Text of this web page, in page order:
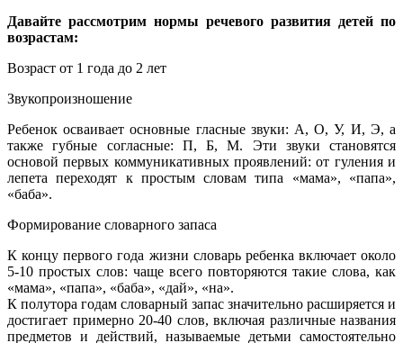
Давайте рассмотрим нормы речевого развития детей по
возрастам:
Возраст от 1 года до 2 лет
Звукопроизношение
Ребенок осваивает основные гласные звуки: А, О, У, И, Э, а
также губные согласные: П, Б, М. Эти звуки становятся
основой первых коммуникативных проявлений: от гуления и
лепета переходят к простым словам типа «мама», «папа»,
«баба».
Формирование словарного запаса
К концу первого года жизни словарь ребенка включает около
5-10 простых слов: чаще всего повторяются такие слова, как
«мама», «папа», «баба», «дай», «на».
К полутора годам словарный запас значительно расширяется и
достигает примерно 20-40 слов, включая различные названия
предметов и действий, называемые детьми самостоятельно